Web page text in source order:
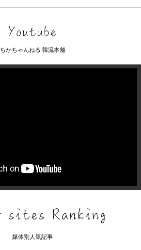
ちかちゃんねる 韓流本舗
媒体別人気記事